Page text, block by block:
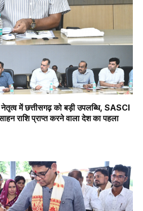
में छत्तीसगढ़ को बड़ी उपलब्धि, SASCI
राशि प्राप्त करने वाला देश का पहला